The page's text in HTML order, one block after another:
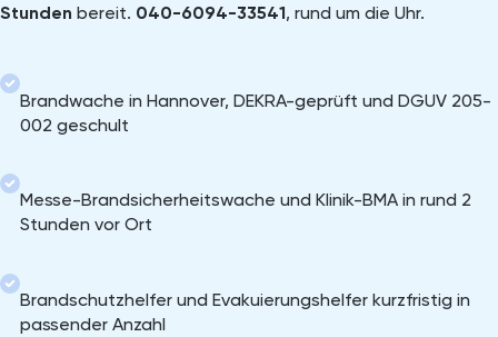
Stunden bereit. 040-6094-33541, rund um die Uhr.
Brandwache in Hannover, DEKRA-geprüft und DGUV 205-
002 geschult
Messe-Brandsicherheitswache und Klinik-BMA in rund 2
Stunden vor Ort
Brandschutzhelfer und Evakuierungshelfer kurzfristig in
passender Anzahl